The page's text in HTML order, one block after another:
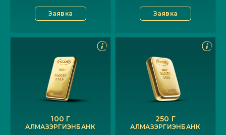
Заявка Заявка
100 Г
АЛМАЗЭРГИЭНБАНК
250 Г
АЛМАЗЭРГИЭНБАНК